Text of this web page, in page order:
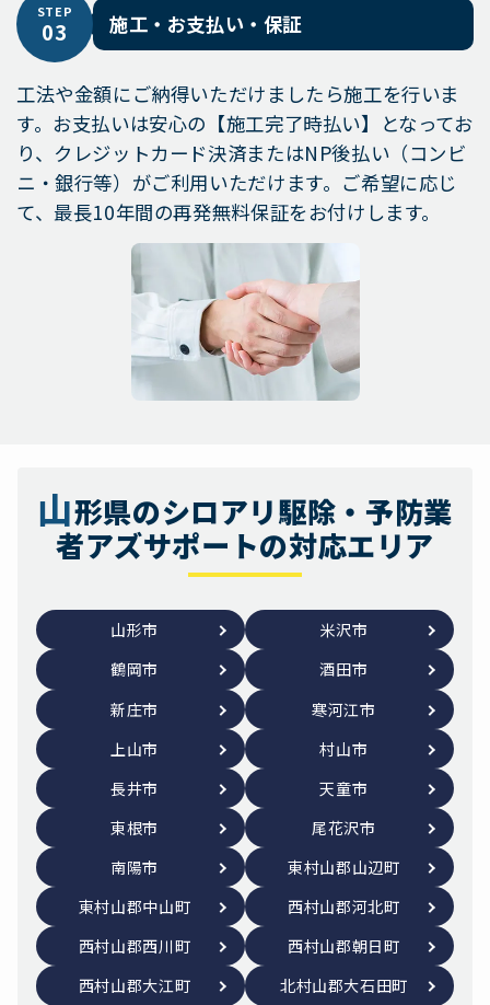
STEP
03 施工・お支払い・保証
工法や金額にご納得いただけましたら施工を行いま
す。お支払いは安心の【施工完了時払い】となってお
り、クレジットカード決済またはNP後払い（コンビ
ニ・銀行等）がご利用いただけます。ご希望に応じ
て、最長10年間の再発無料保証をお付けします。
山形県のシロアリ駆除・予防業
者アズサポートの対応エリア
山形市
米沢市
鶴岡市
酒田市
新庄市
寒河江市
上山市
村山市
長井市
天童市
東根市
尾花沢市
南陽市
東村山郡山辺町
東村山郡中山町
西村山郡河北町
西村山郡西川町
西村山郡朝日町
西村山郡大江町
北村山郡大石田町